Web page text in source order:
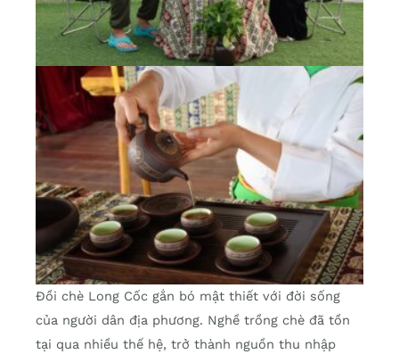
Đồi chè Long Cốc gắn bó mật thiết với đời sống
của người dân địa phương. Nghề trồng chè đã tồn
tại qua nhiều thế hệ, trở thành nguồn thu nhập